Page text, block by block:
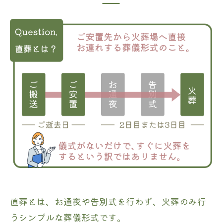
直葬とは、お通夜や告別式を行わず、火葬のみ行
うシンプルな葬儀形式です。